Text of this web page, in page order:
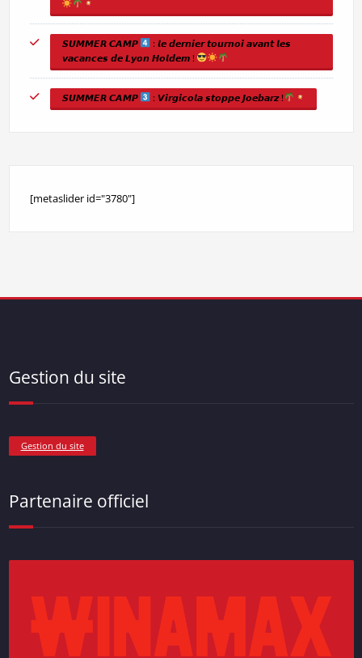
𝙎𝙐𝙈𝙈𝙀𝙍 𝘾𝘼𝙈𝙋
: 𝙡𝙚 𝙙𝙚𝙧𝙣𝙞𝙚𝙧 𝙩𝙤𝙪𝙧𝙣𝙤𝙞 𝙖𝙫𝙖𝙣𝙩 𝙡𝙚𝙨
𝙫𝙖𝙘𝙖𝙣𝙘𝙚𝙨 𝙙𝙚 𝙇𝙮𝙤𝙣 𝙃𝙤𝙡𝙙𝙚𝙢 !
𝙎𝙐𝙈𝙈𝙀𝙍 𝘾𝘼𝙈𝙋 : 𝙑𝙞𝙧𝙜𝙞𝙘𝙤𝙡𝙖 𝙨𝙩𝙤𝙥𝙥𝙚 𝙅𝙤𝙚𝙗𝙖𝙧𝙯 !
[metaslider id="3780"]
Gestion du site
Gestion du site
Partenaire officiel